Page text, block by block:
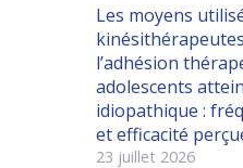
Les moyens
l’adhésion
adolescents
idiopathique :
et efficacité
23 juillet 2026